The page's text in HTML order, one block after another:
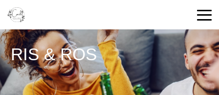
RIS & ROS